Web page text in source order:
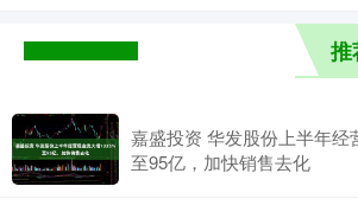
推
嘉盛投资 华发股份上半年经
至95亿，加快销售去化